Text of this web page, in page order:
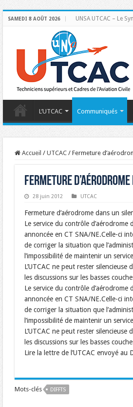
SAMEDI 8 AOÛT 2026 UNSA UTCAC – Le
L’UTCAC Communiqués
Accueil / UTCAC / Fermeture
Fermeture
28 juin 2012 UTCAC
Fermeture d’aérodrome dans un
Le service du contrôle
annoncée en CT SNA/NE.Celle-ci
de corriger la situation que
l’impossibilité de maintenir un
L’UTCAC ne peut rester
les discussions sur les basses
Le service du contrôle
annoncée en CT SNA/NE.Celle-ci
de corriger la situation que
l’impossibilité de maintenir un
L’UTCAC ne peut rester
les discussions sur les basses
Lire la lettre de l’UTCAC envoyé au
Mots-clés DIFFTS